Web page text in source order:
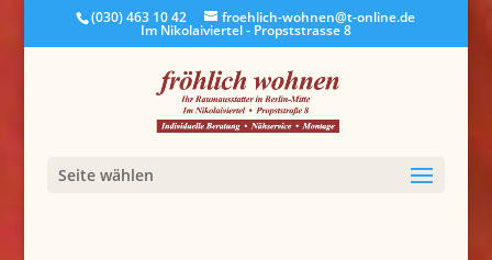
(030) 463 10 42 froehlich-wohnen@t-online.de
Im Nikolaiviertel - Propststrasse 8
Seite wählen